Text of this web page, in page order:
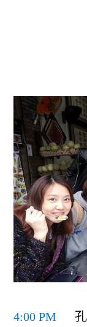
4:00 PM